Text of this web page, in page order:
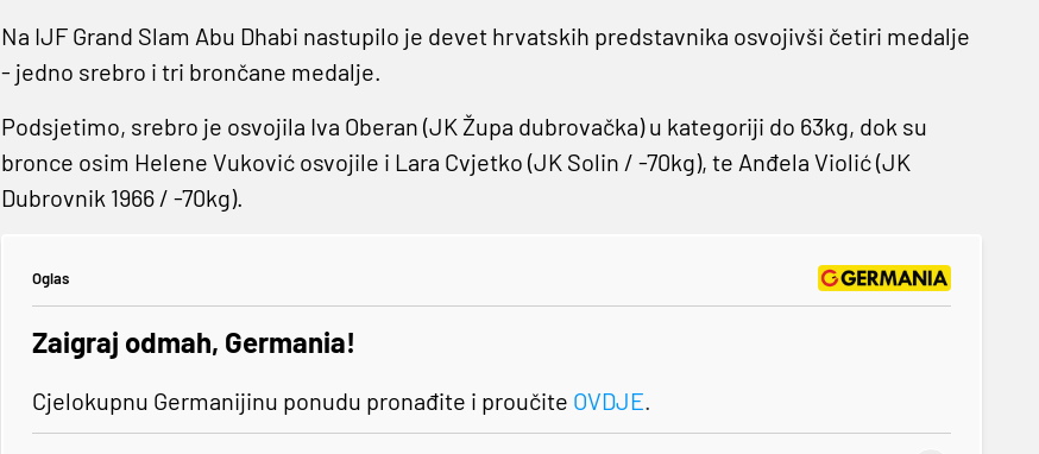
Na IJF Grand Slam Abu Dhabi nastupilo je devet hrvatskih predstavnika osvojivši četiri medalje
- jedno srebro i tri brončane medalje.
Podsjetimo, srebro je osvojila Iva Oberan (JK Župa dubrovačka) u kategoriji do 63kg, dok su
bronce osim Helene Vuković osvojile i Lara Cvjetko (JK Solin / -70kg), te Anđela Violić (JK
Dubrovnik 1966 / -70kg).
Oglas
Zaigraj odmah, Germania!
Cjelokupnu Germanijinu ponudu pronađite i proučite OVDJE.